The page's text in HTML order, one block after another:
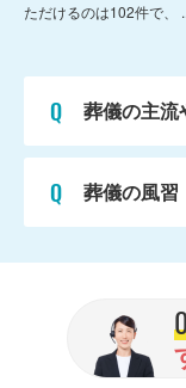
ただけるのは102件で、
葬儀の主流
葬儀の風習